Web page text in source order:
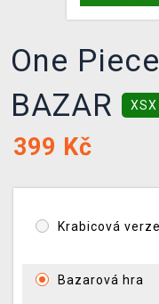
One
BAZAR
XSX
399 Kč
Krabicová verze
Bazarová hra